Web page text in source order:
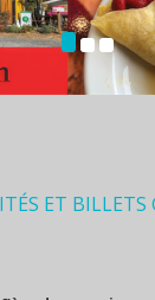
ET BILLETS